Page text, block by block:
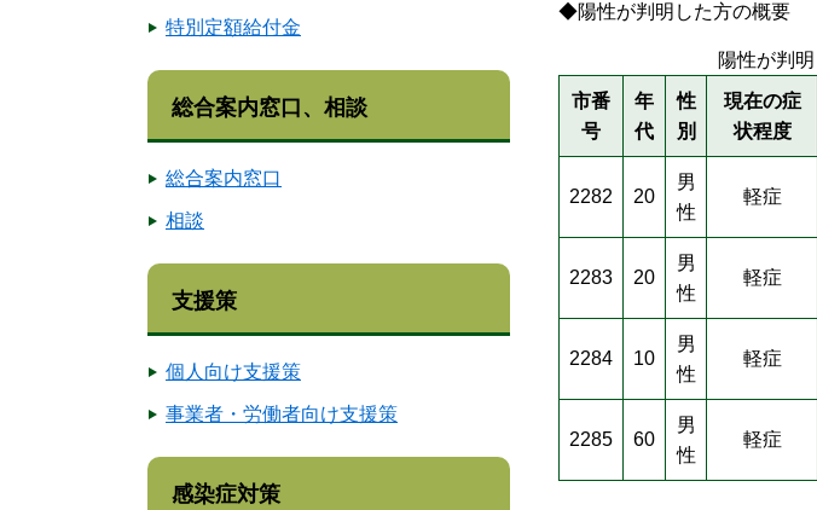
◆陽性が判明した方の概要
陽性が判
市番
号
年
代
性
別
現在の症
状程度
2282 20
男
性
軽症
2283 20
男
性
軽症
2284 10
男
性
軽症
2285 60
男
性
軽症
特別定額給付金
総合案内窓口、相談
総合案内窓口
相談
支援策
個人向け支援策
事業者・労働者向け支援策
感染症対策